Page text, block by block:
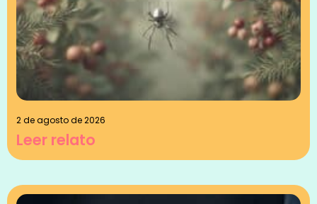
2 de agosto de 2026
Leer relato